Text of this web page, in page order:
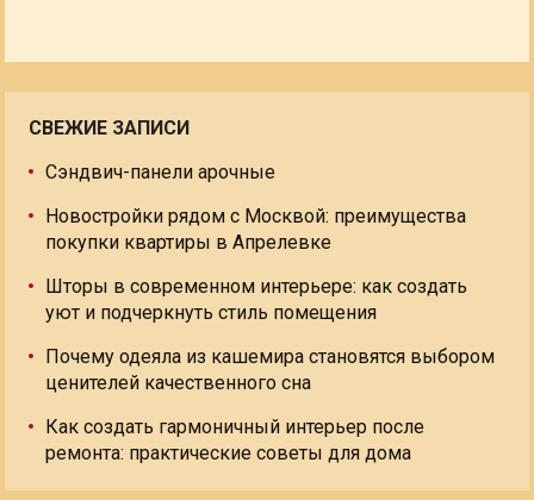
СВЕЖИЕ ЗАПИСИ
Сэндвич-панели арочные
Новостройки рядом с Москвой: преимущества
покупки квартиры в Апрелевке
Шторы в современном интерьере: как создать
уют и подчеркнуть стиль помещения
Почему одеяла из кашемира становятся выбором
ценителей качественного сна
Как создать гармоничный интерьер после
ремонта: практические советы для дома